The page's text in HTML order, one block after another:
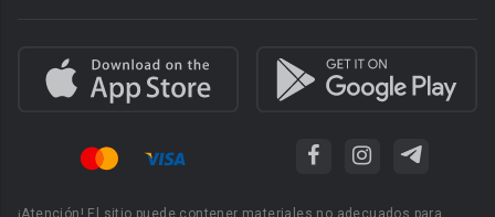
¡Atención! El sitio puede contener materiales no adecuados para